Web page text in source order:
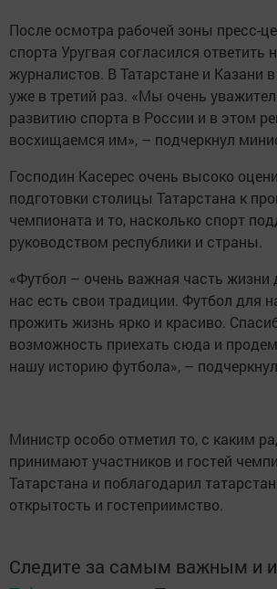
После осмотра рабочей зоны пресс-
спорта Уругвая согласился ответить
журналистов. В Татарстане и Казани
уже в третий раз. «Мы очень
развитию спорта в России и в этом
восхищаемся им», – подчеркнул
Господин Касерес очень высоко
подготовки столицы Татарстана к
чемпионата и то, насколько спорт
руководством республики и страны.
«Футбол – очень важная часть жизни
нас есть свои традиции. Футбол для
прожить жизнь ярко и красиво.
возможность приехать сюда и
нашу историю футбола», –
Министр особо отметил то, с каким
принимают участников и гостей
Татарстана и поблагодарил
открытость и гостеприимство.
Следите за самым важным и